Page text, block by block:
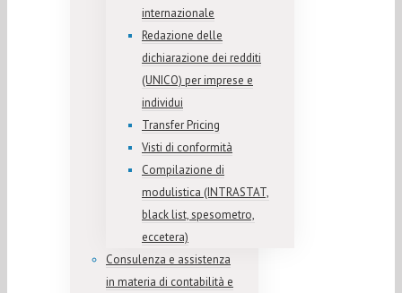
internazionale
Redazione delle
dichiarazione dei redditi
(UNICO) per imprese e
individui
Transfer Pricing
Visti di conformità
Compilazione di
modulistica (INTRASTAT,
black list, spesometro,
eccetera)
Consulenza e assistenza
in materia di contabilità e